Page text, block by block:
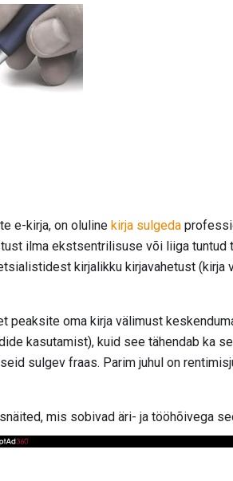
e-kirja, on oluline kirja sulgeda
ilma ekstsentrilisuse või liiga tuntud
kirjalikku kirjavahetust (kirja
peaksite oma kirja välimust
kasutamist), kuid see tähendab ka
sulgev fraas. Parim juhul on
mis sobivad äri- ja tööhõivega